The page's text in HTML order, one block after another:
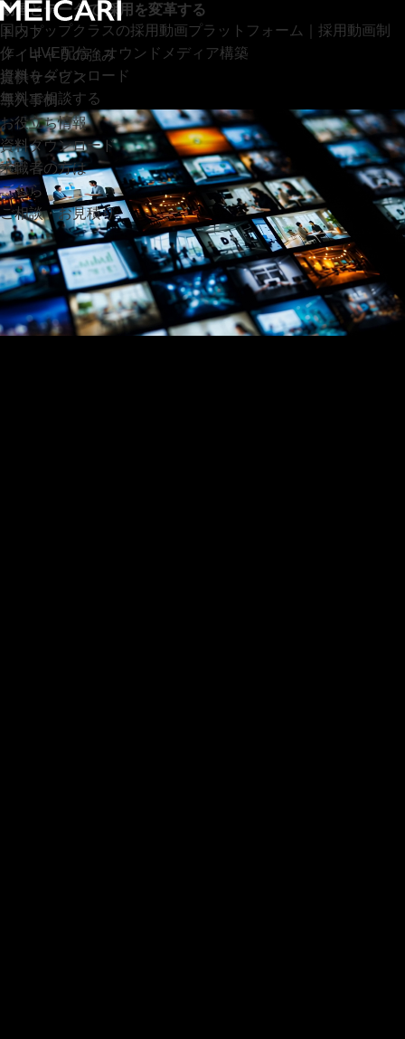
トップ
メイキャリの強み
提供サービス
導入事例
お役立ち情報
資料ダウンロード
求職者の方は
こちら
ご相談・お見積り
動画とデータで 採用を変革する
国内トップクラスの採用動画プラットフォーム｜採用動画制
作・LIVE配信・オウンドメディア構築
資料をダウンロード
無料で相談する